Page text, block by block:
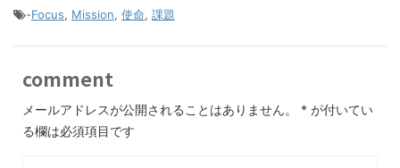
-Focus, Mission, 使命, 課題
comment
メールアドレスが公開されることはありません。 * が付いてい
る欄は必須項目です